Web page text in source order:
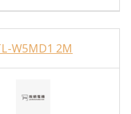
W5MD1 2M